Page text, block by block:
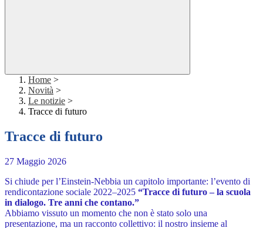
Home >
Novità >
Le notizie >
Tracce di futuro
Tracce di futuro
27 Maggio 2026
Si chiude per l’Einstein-Nebbia un capitolo importante: l’evento di
rendicontazione sociale 2022–2025 “Tracce di futuro – la scuola
in dialogo. Tre anni che contano.”
Abbiamo vissuto un momento che non è stato solo una
presentazione, ma un racconto collettivo: il nostro insieme al